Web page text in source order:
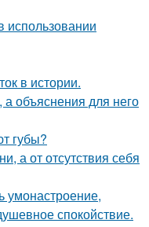
в истории.
объяснения для него
губы?
а от отсутствия себя
умонастроение,
спокойствие.